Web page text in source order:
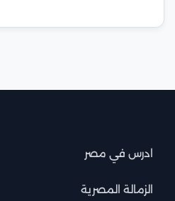
ادرس في مصر
الزمالة المصرية